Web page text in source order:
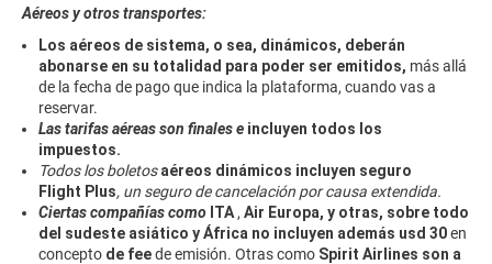
Aéreos y otros transportes:
Los aéreos de sistema, o sea, dinámicos, deberán
abonarse en su totalidad para poder ser emitidos, más allá
de la fecha de pago que indica la plataforma, cuando vas a
reservar.
Las tarifas aéreas son finales e incluyen todos los
impuestos.
Todos los boletosaéreos dinámicos incluyen seguro
Flight Plus, un seguro de cancelación por causa extendida.
Ciertas compañías como ITA , Air Europa, y otras, sobre todo
del sudeste asiático y África no incluyen además usd 30en
concepto de feede emisión. Otras como Spirit Airlines son a